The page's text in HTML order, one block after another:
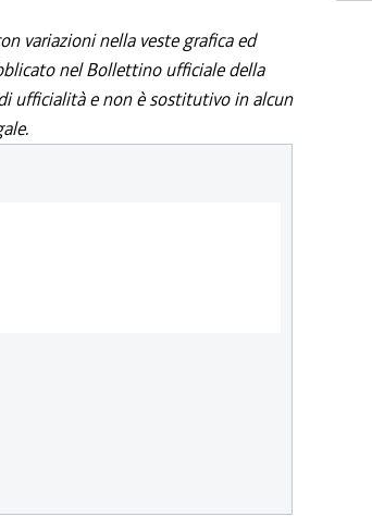
variazioni nella veste grafica ed
nel Bollettino ufficiale della
ufficialità e non è sostitutivo in alcun